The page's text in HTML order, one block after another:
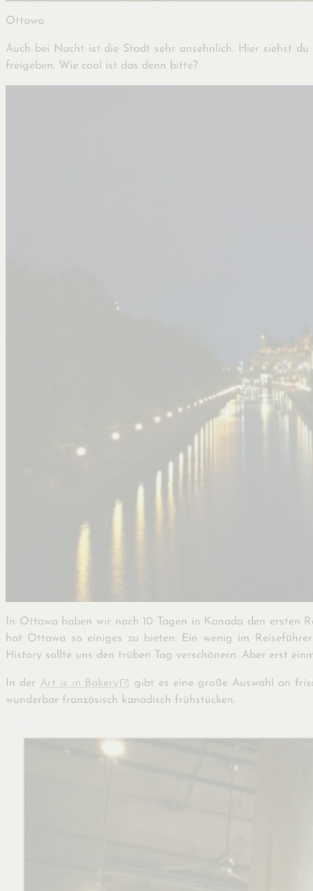
Ottawa
Auch bei Nacht ist die Stadt sehr ansehnlich. Hier siehst
freigeben. Wie cool ist das denn bitte?
In Ottawa haben wir nach 10 Tagen in Kanada den ersten
hat Ottawa so einiges zu bieten. Ein wenig im
History sollte uns den trüben Tag verschönern. Aber erst
In der Art is in Bakery
gibt es eine große Auswahl an
wunderbar französisch kanadisch frühstücken.